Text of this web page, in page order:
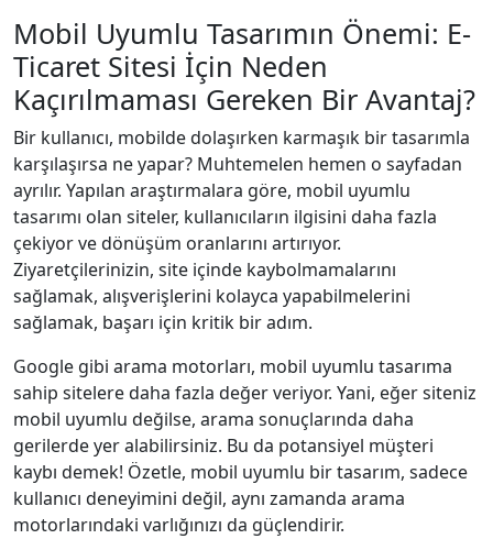
Mobil Uyumlu Tasarımın Önemi: E-
Ticaret Sitesi İçin Neden
Kaçırılmaması Gereken Bir Avantaj?
Bir kullanıcı, mobilde dolaşırken karmaşık bir tasarımla
karşılaşırsa ne yapar? Muhtemelen hemen o sayfadan
ayrılır. Yapılan araştırmalara göre, mobil uyumlu
tasarımı olan siteler, kullanıcıların ilgisini daha fazla
çekiyor ve dönüşüm oranlarını artırıyor.
Ziyaretçilerinizin, site içinde kaybolmamalarını
sağlamak, alışverişlerini kolayca yapabilmelerini
sağlamak, başarı için kritik bir adım.
Google gibi arama motorları, mobil uyumlu tasarıma
sahip sitelere daha fazla değer veriyor. Yani, eğer siteniz
mobil uyumlu değilse, arama sonuçlarında daha
gerilerde yer alabilirsiniz. Bu da potansiyel müşteri
kaybı demek! Özetle, mobil uyumlu bir tasarım, sadece
kullanıcı deneyimini değil, aynı zamanda arama
motorlarındaki varlığınızı da güçlendirir.